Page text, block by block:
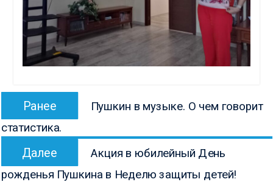
Навигация
записям
Ранее
запись:
Пушкин в музыке. О чем говорит
статистика.
Далее
запись:
Акция в юбилейный День
рожденья Пушкина в Неделю защиты детей!